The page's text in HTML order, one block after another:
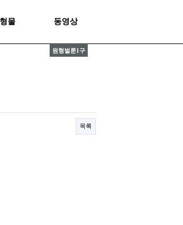
물 동영상
원형벌룬1구
목록